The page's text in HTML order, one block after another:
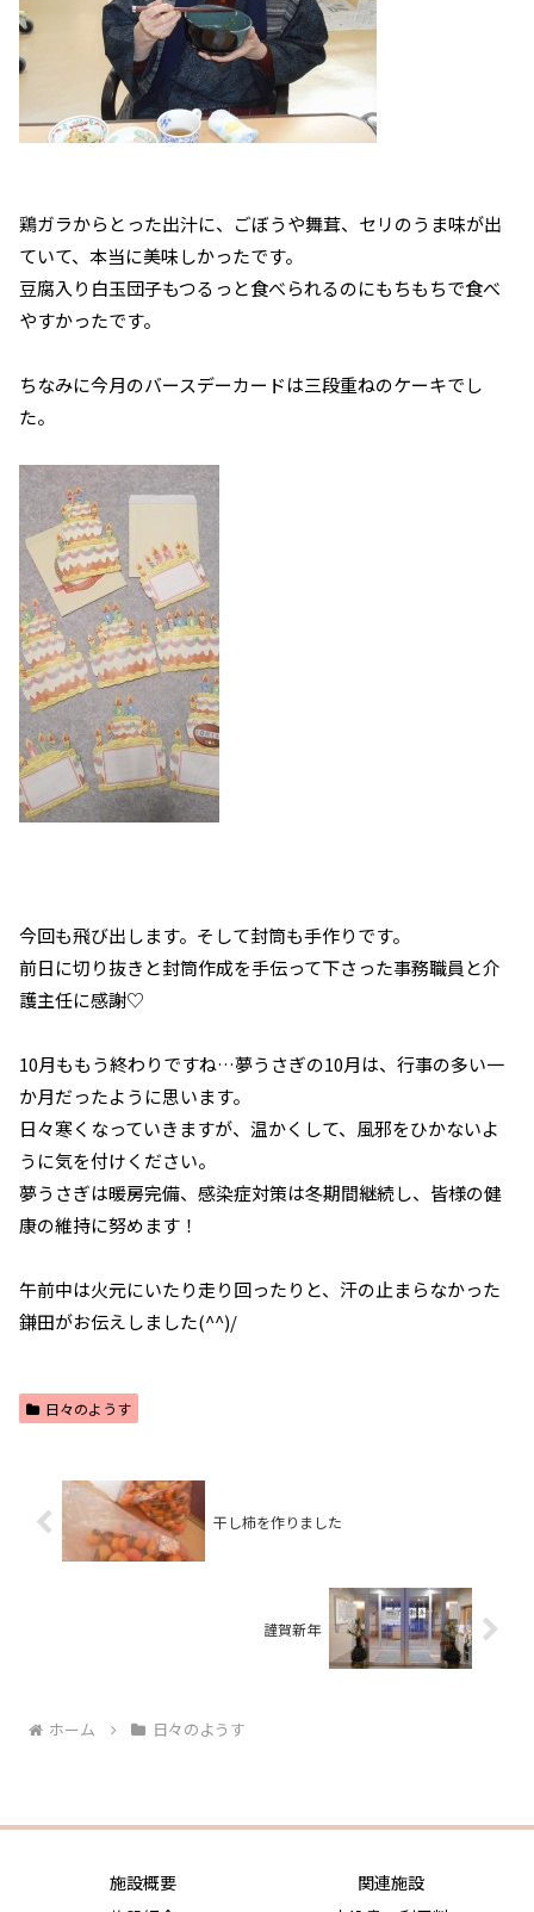
鶏ガラからとった出汁に、ごぼうや舞茸、セリのうま味が出
ていて、本当に美味しかったです。
豆腐入り白玉団子もつるっと食べられるのにもちもちで食べ
やすかったです。
ちなみに今月のバースデーカードは三段重ねのケーキでし
た。
今回も飛び出します。そして封筒も手作りです。
前日に切り抜きと封筒作成を手伝って下さった事務職員と介
護主任に感謝♡
10月ももう終わりですね…夢うさぎの10月は、行事の多い一
か月だったように思います。
日々寒くなっていきますが、温かくして、風邪をひかないよ
うに気を付けください。
夢うさぎは暖房完備、感染症対策は冬期間継続し、皆様の健
康の維持に努めます！
午前中は火元にいたり走り回ったりと、汗の止まらなかった
鎌田がお伝えしました(^^)/
日々のようす
干し柿を作りました
謹賀新年
ホーム 日々のようす
施設概要
関連施設